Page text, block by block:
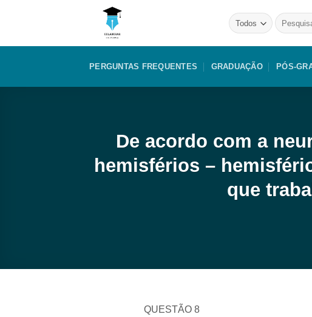
Pesquisar
por:
PERGUNTAS FREQUENTES GRADUAÇÃO PÓS-
De acordo com a
hemisférios –
que
QUESTÃO 8